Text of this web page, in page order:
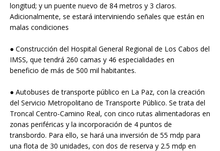
longitud; y un puente nuevo de 84 metros y 3 claros.
Adicionalmente, se estará interviniendo señales que están en
malas condiciones
● Construcción del Hospital General Regional de Los Cabos del
IMSS, que tendrá 260 camas y 46 especialidades en
beneficio de más de 500 mil habitantes.
● Autobuses de transporte público en La Paz, con la creación
del Servicio Metropolitano de Transporte Público. Se trata del
Troncal Centro-Camino Real, con cinco rutas alimentadoras en
zonas periféricas y la incorporación de 4 puntos de
transbordo. Para ello, se hará una inversión de 55 mdp para
una flota de 30 unidades, con dos de reserva y 2.5 mdp en